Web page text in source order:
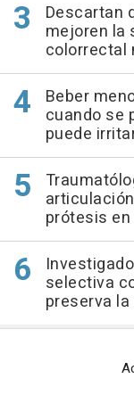
Descartan
mejoren la
colorrectal
Beber
cuando se
puede
prótesis
selectiva
preserva